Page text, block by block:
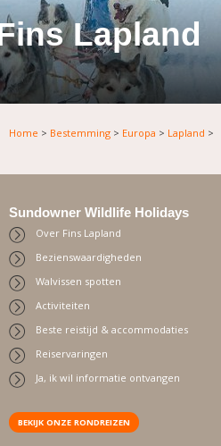
Lapland
Home > Bestemming > Europa > Lapland >
Sundowner Wildlife Holidays
Over Fins Lapland
Bezienswaardigheden
Walvissen spotten
Activiteiten
Beste reistijd & accommodaties
Reiservaringen
Ja, ik wil informatie ontvangen
BEKIJK ONZE RONDREIZEN